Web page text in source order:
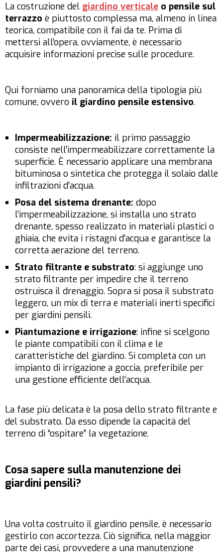
La costruzione del giardino verticale o pensile sul
terrazzo è piuttosto complessa ma, almeno in linea
teorica, compatibile con il fai da te. Prima di
mettersi all’opera, ovviamente, è necessario
acquisire informazioni precise sulle procedure.
Qui forniamo una panoramica della tipologia più
comune, ovvero il giardino pensile estensivo.
Impermeabilizzazione: il primo passaggio
consiste nell’impermeabilizzare correttamente la
superficie. È necessario applicare una membrana
bituminosa o sintetica che protegga il solaio dalle
infiltrazioni d’acqua.
Posa del sistema drenante: dopo
l’impermeabilizzazione, si installa uno strato
drenante, spesso realizzato in materiali plastici o
ghiaia, che evita i ristagni d’acqua e garantisce la
corretta aerazione del terreno.
Strato filtrante e substrato: si aggiunge uno
strato filtrante per impedire che il terreno
ostruisca il drenaggio. Sopra si posa il substrato
leggero, un mix di terra e materiali inerti specifici
per giardini pensili.
Piantumazione e irrigazione: infine si scelgono
le piante compatibili con il clima e le
caratteristiche del giardino. Si completa con un
impianto di irrigazione a goccia, preferibile per
una gestione efficiente dell’acqua.
La fase più delicata è la posa dello strato filtrante e
del substrato. Da esso dipende la capacità del
terreno di “ospitare” la vegetazione.
Cosa sapere sulla manutenzione dei
giardini pensili?
Una volta costruito il giardino pensile, è necessario
gestirlo con accortezza. Ciò significa, nella maggior
parte dei casi, provvedere a una manutenzione